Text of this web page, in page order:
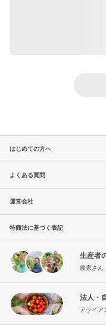
はじめての方へ
よくある質問
運営会社
特商法に基づく表記
生産者
農家さん
法人・
アライア